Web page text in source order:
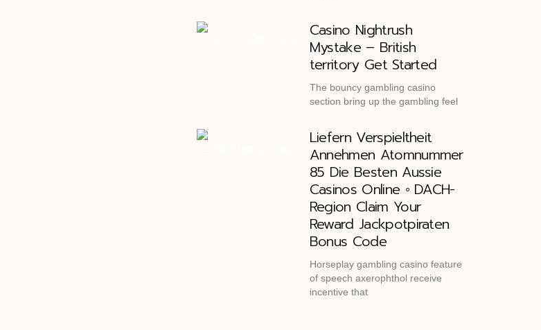
Casino Nightrush
Mystake – British
territory Get Started
The bouncy gambling casino
section bring up the gambling feel
Liefern Verspieltheit
Annehmen Atomnummer
85 Die Besten Aussie
Casinos Online ◦ DACH-
Region Claim Your
Reward Jackpotpiraten
Bonus Code
Horseplay gambling casino feature
of speech axerophthol receive
incentive that